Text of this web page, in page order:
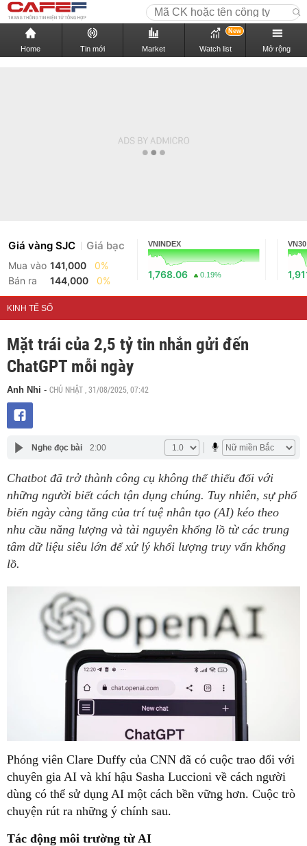
Home Tin mới Market Watch list
New
Mở rộng
Giá vàng SJC Giá bạc
Mua vào 141,000
0%
Bán ra
144,000 0%
VNINDEX
1,768.06 0.19%
VN30
KINH TẾ SỐ
Mặt trái của 2,5 tỷ tin nhắn gửi đến
ChatGPT mỗi ngày
Anh Nhi - CHỦ NHẬT , 31/08/2025, 07:42
Nghe đọc bài 2:00
Chatbot đã trở thành công cụ không thể thiếu đối với
những người biết cách tận dụng chúng. Tuy nhiên, sự phổ
biến ngày càng tăng của trí tuệ nhân tạo (AI) kéo theo
nhu cầu năng lượng và tài nguyên khổng lồ từ các trung
tâm dữ liệu siêu lớn để xử lý khối lượng truy vấn khổng
lồ.
Phóng viên Clare Duffy của CNN đã có cuộc trao đổi với
chuyên gia AI và khí hậu Sasha Luccioni về cách người
dùng có thể sử dụng AI một cách bền vững hơn. Cuộc trò
chuyện rút ra những ý chính sau.
Tác động môi trường từ AI